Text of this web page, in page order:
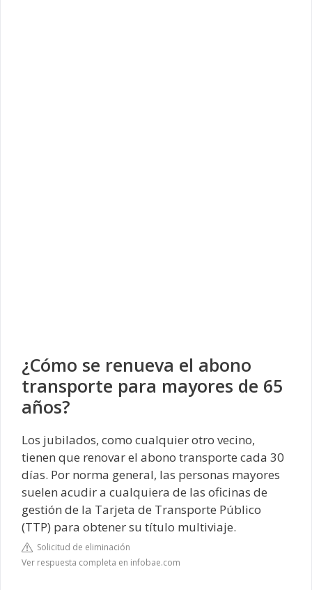
¿Cómo se renueva el abono
transporte para mayores de 65
años?
Los jubilados, como cualquier otro vecino,
tienen que renovar el abono transporte cada 30
días. Por norma general, las personas mayores
suelen acudir a cualquiera de las oficinas de
gestión de la Tarjeta de Transporte Público
(TTP) para obtener su título multiviaje.
Solicitud de eliminación
Ver respuesta completa en infobae.com